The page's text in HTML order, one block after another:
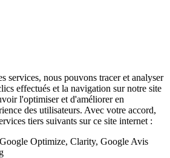
services, nous pouvons tracer et analyser
effectués et la navigation sur notre site
l'optimiser et d'améliorer en
des utilisateurs. Avec votre accord,
tiers suivants sur ce site internet :
Optimize, Clarity, Google Avis